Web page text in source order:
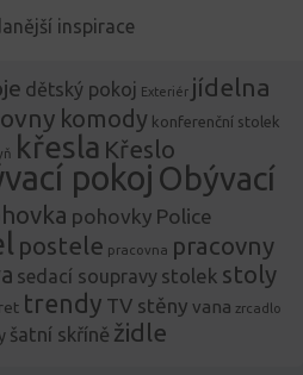
inspirace
dětský pokoj Exteriér jídelna
komody konferenční stolek
křesla Křeslo
pokoj Obývací
pohovky Police
postele pracovna pracovny
sedací soupravy stolek stoly
trendy TV stěny vana zrcadlo
šatní skříně židle